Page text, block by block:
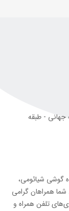
جهانی - طبقه
گوشی شیائومی،
شما همراهان گرامی
تلفن همراه و